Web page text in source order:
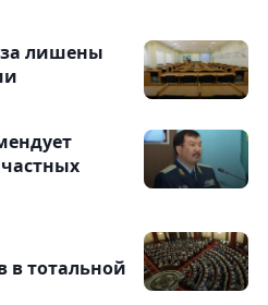
лишены
в тотальной